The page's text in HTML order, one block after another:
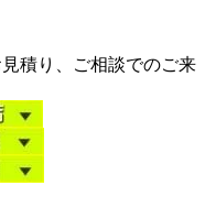
積り、ご相談でのご来